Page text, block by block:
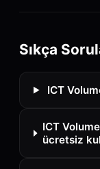
Sıkça
ICT
ICT
ücretsiz